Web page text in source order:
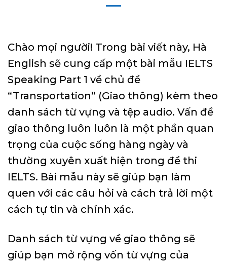
Chào mọi người! Trong bài viết này, Hà
English sẽ cung cấp một bài mẫu IELTS
Speaking Part 1 về chủ đề
“Transportation” (Giao thông) kèm theo
danh sách từ vựng và tệp audio. Vấn đề
giao thông luôn luôn là một phần quan
trọng của cuộc sống hàng ngày và
thường xuyên xuất hiện trong đề thi
IELTS. Bài mẫu này sẽ giúp bạn làm
quen với các câu hỏi và cách trả lời một
cách tự tin và chính xác.
Danh sách từ vựng về giao thông sẽ
giúp bạn mở rộng vốn từ vựng của